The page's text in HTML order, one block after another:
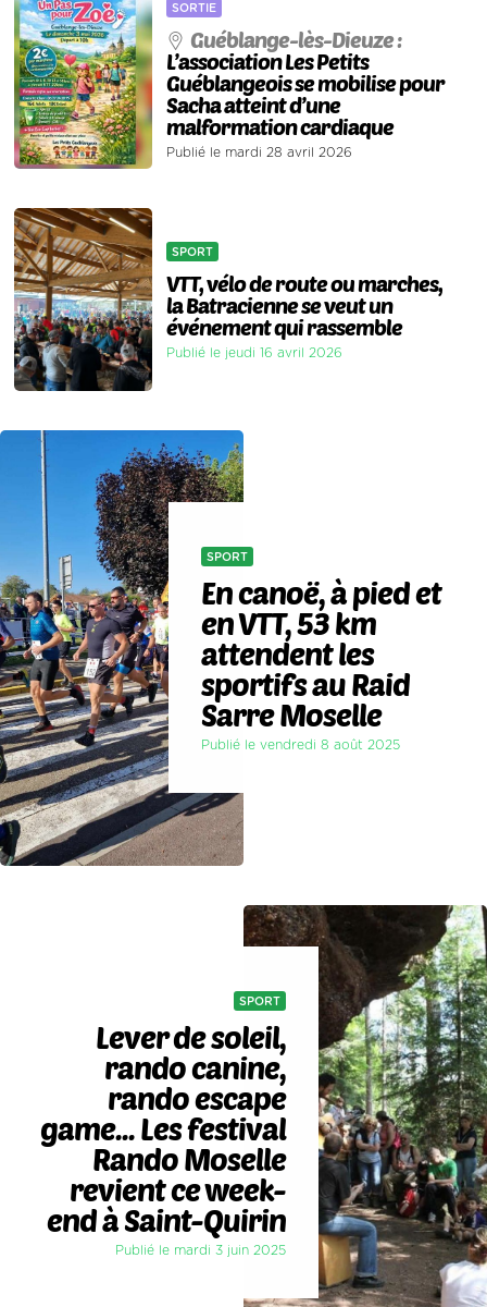
SORTIE
Guéblange-lès-Dieuze :
L’association Les Petits
Guéblangeois se mobilise pour
Sacha atteint d’une
malformation cardiaque
Publié le mardi 28 avril 2026
SPORT
VTT, vélo de route ou marches,
la Batracienne se veut un
événement qui rassemble
Publié le jeudi 16 avril 2026
SPORT
En canoë, à pied et
en VTT, 53 km
attendent les
sportifs au Raid
Sarre Moselle
Publié le vendredi 8 août 2025
SPORT
Lever de soleil,
rando canine,
rando escape
game... Les festival
Rando Moselle
revient ce week-
end à Saint-Quirin
Publié le mardi 3 juin 2025